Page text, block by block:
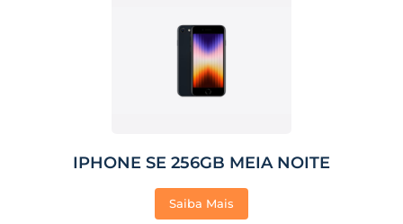
IPHONE SE 256GB MEIA NOITE
Saiba Mais